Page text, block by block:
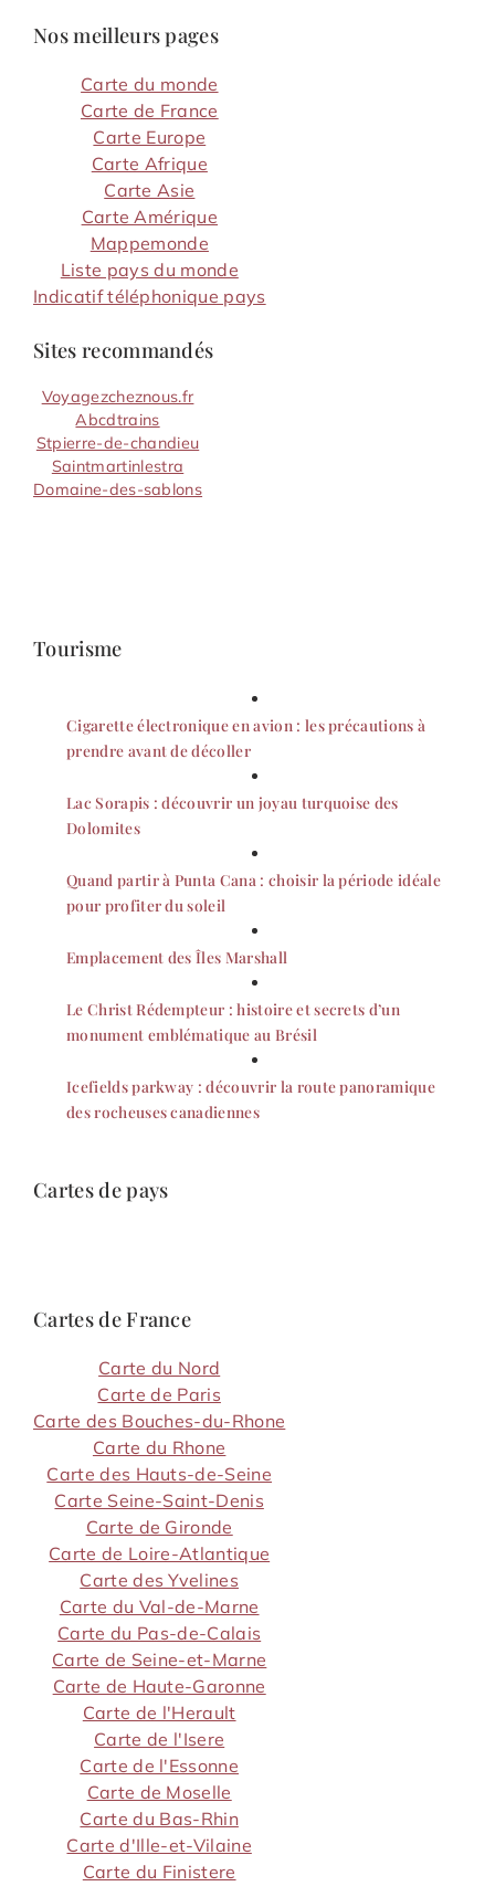
Nos meilleurs pages
Carte du monde
Carte de France
Carte Europe
Carte Afrique
Carte Asie
Carte Amérique
Mappemonde
Liste pays du monde
Indicatif téléphonique pays
Sites recommandés
Voyagezcheznous.fr
Abcdtrains
Stpierre-de-chandieu
Saintmartinlestra
Domaine-des-sablons
Tourisme
Cigarette électronique en avion : les précautions à
prendre avant de décoller
Lac Sorapis : découvrir un joyau turquoise des
Dolomites
Quand partir à Punta Cana : choisir la période idéale
pour profiter du soleil
Emplacement des Îles Marshall
Le Christ Rédempteur : histoire et secrets d’un
monument emblématique au Brésil
Icefields parkway : découvrir la route panoramique
des rocheuses canadiennes
Cartes de pays
Cartes de France
Carte du Nord
Carte de Paris
Carte des Bouches-du-Rhone
Carte du Rhone
Carte des Hauts-de-Seine
Carte Seine-Saint-Denis
Carte de Gironde
Carte de Loire-Atlantique
Carte des Yvelines
Carte du Val-de-Marne
Carte du Pas-de-Calais
Carte de Seine-et-Marne
Carte de Haute-Garonne
Carte de l'Herault
Carte de l'Isere
Carte de l'Essonne
Carte de Moselle
Carte du Bas-Rhin
Carte d'Ille-et-Vilaine
Carte du Finistere